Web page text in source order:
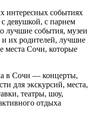
интересных событиях
девушкой, с парнем
лучшие события, музеи
их родителей, лучшие
места Сочи, которые
в Сочи — концерты,
для экскурсий, места,
театры, шоу,
отдыха